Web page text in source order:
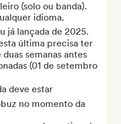
(solo ou banda).
idioma.
já lançada de 2025.
última precisa ter
semanas antes
(01 de setembro
deve estar
no momento da